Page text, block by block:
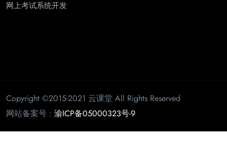
网上考试系统开发
Copyright ©2015-2021 云课堂 All Rights Reserved
网站备案号 : 渝ICP备05000323号-9